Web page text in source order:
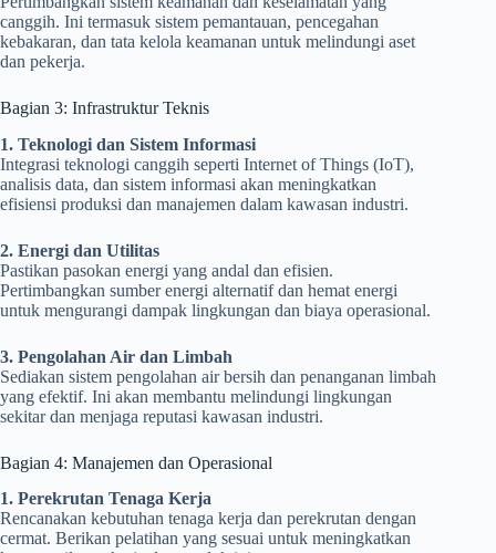
canggih. Ini termasuk sistem pemantauan, pencegahan
kebakaran, dan tata kelola keamanan untuk melindungi aset
dan pekerja.
Bagian 3: Infrastruktur Teknis
1. Teknologi dan Sistem Informasi
Integrasi teknologi canggih seperti Internet of Things (IoT),
analisis data, dan sistem informasi akan meningkatkan
efisiensi produksi dan manajemen dalam kawasan industri.
2. Energi dan Utilitas
Pastikan pasokan energi yang andal dan efisien.
Pertimbangkan sumber energi alternatif dan hemat energi
untuk mengurangi dampak lingkungan dan biaya operasional.
3. Pengolahan Air dan Limbah
Sediakan sistem pengolahan air bersih dan penanganan limbah
yang efektif. Ini akan membantu melindungi lingkungan
sekitar dan menjaga reputasi kawasan industri.
Bagian 4: Manajemen dan Operasional
1. Perekrutan Tenaga Kerja
Rencanakan kebutuhan tenaga kerja dan perekrutan dengan
cermat. Berikan pelatihan yang sesuai untuk meningkatkan